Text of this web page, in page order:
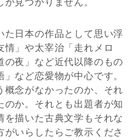
日本の作品として思い浮
」や太宰治「走れメロ
の夜」など近代以降のもの
など恋愛物が中心です。
概念がなかったのか、それ
のか。それとも出題者が知
を描いた古典文学もそれな
いらしたらご教示くださ